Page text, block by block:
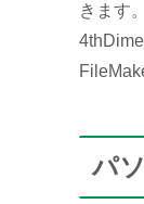
きます
パ